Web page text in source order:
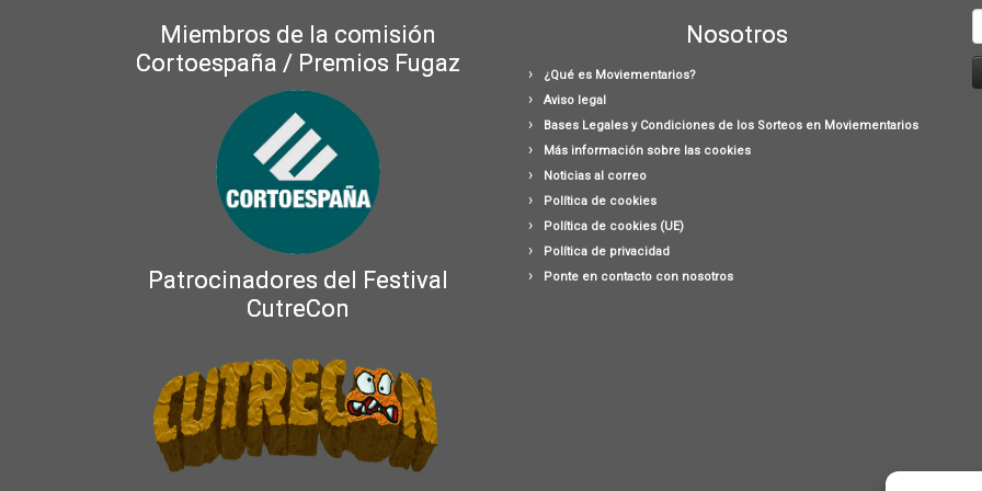
Miembros de la comisión
Cortoespaña / Premios Fugaz
Patrocinadores del Festival
CutreCon
Nosotros
¿Qué es Moviementarios?
Aviso legal
Bases Legales y Condiciones de los Sorteos en Moviementarios
Más información sobre las cookies
Noticias al correo
Política de cookies
Política de cookies (UE)
Política de privacidad
Ponte en contacto con nosotros